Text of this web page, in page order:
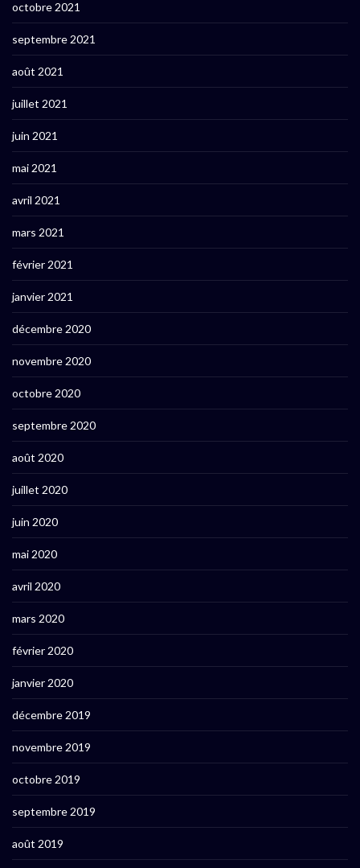
octobre 2021
septembre 2021
août 2021
juillet 2021
juin 2021
mai 2021
avril 2021
mars 2021
février 2021
janvier 2021
décembre 2020
novembre 2020
octobre 2020
septembre 2020
août 2020
juillet 2020
juin 2020
mai 2020
avril 2020
mars 2020
février 2020
janvier 2020
décembre 2019
novembre 2019
octobre 2019
septembre 2019
août 2019